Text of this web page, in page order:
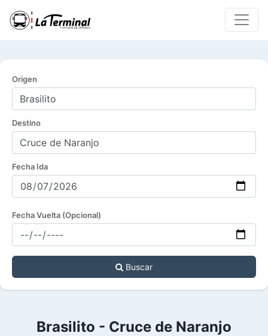
Origen
Destino
Fecha Ida
Fecha Vuelta (Opcional)
Buscar
Brasilito - Cruce de Naranjo